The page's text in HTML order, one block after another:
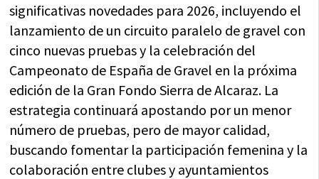
significativas novedades para 2026, incluyendo el
lanzamiento de un circuito paralelo de gravel con
cinco nuevas pruebas y la celebración del
Campeonato de España de Gravel en la próxima
edición de la Gran Fondo Sierra de Alcaraz. La
estrategia continuará apostando por un menor
número de pruebas, pero de mayor calidad,
buscando fomentar la participación femenina y la
colaboración entre clubes y ayuntamientos